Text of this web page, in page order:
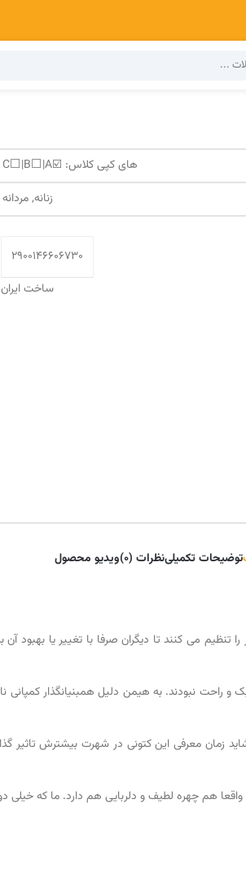
های کپی کلاس: ☑️C⬜️|B⬜️|A
زنانه, مردانه
2900146606730
ساخت ایران
توضیحات تکمیلینظرات (0) ویدیو محصول
می کنند تا دیگران صرفا با تغییر یا بهبود
در سال 1972 معرفی شد؛ دقیقا در بالاترین میزان حساسیت بازی های المپیک تابستانی
هم چهره لطیف و دلربایی هم دارد. ما که